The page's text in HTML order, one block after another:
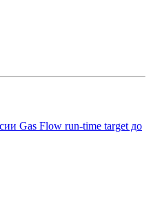
Gas Flow run-time target до